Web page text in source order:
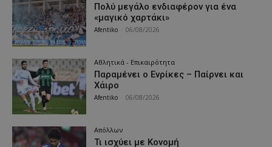
Πολύ μεγάλο ενδιαφέρον για ένα
«μαγικό χαρτάκι»
Afentiko 06/08/2026
Αθλητικά - Επικαιρότητα
Παραμένει ο Ενρίκες – Παίρνει και
Χάιρο
Afentiko 06/08/2026
Απόλλων
Τι ισχύει με Κονομή